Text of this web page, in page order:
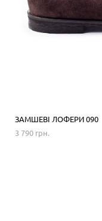
ЗАМШЕВІ ЛОФЕРИ 090
3 790 грн.